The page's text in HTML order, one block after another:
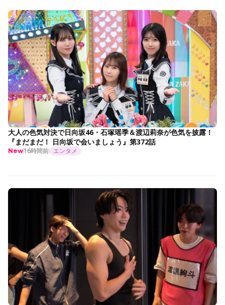
大人の色気対決で日向坂46・石塚瑶季＆渡辺莉奈が色気を披露！
『まだまだ！ 日向坂で会いましょう』第372話
New16時間前 エンタメ